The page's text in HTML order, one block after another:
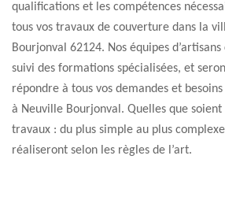
qualifications et les compétences
tous vos travaux de couverture dans la
Bourjonval 62124. Nos équipes
suivi des formations spécialisées, et
répondre à tous vos demandes et
à Neuville Bourjonval. Quelles que soient
travaux : du plus simple au plus
réaliseront selon les règles de l’art.